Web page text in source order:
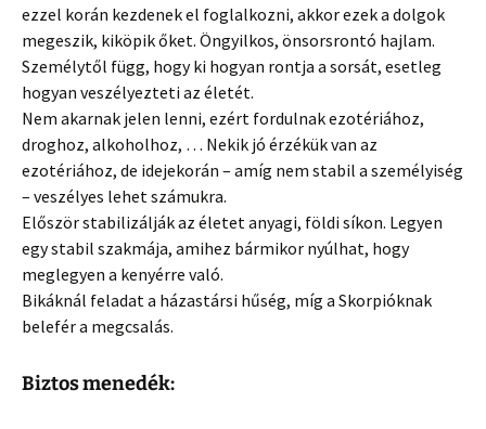
ezzel korán kezdenek el foglalkozni, akkor ezek a dolgok
megeszik, kiköpik őket. Öngyilkos, önsorsrontó hajlam.
Személytől függ, hogy ki hogyan rontja a sorsát, esetleg
hogyan veszélyezteti az életét.
Nem akarnak jelen lenni, ezért fordulnak ezotériához,
droghoz, alkoholhoz, … Nekik jó érzékük van az
ezotériához, de idejekorán – amíg nem stabil a személyiség
– veszélyes lehet számukra.
Először stabilizálják az életet anyagi, földi síkon. Legyen
egy stabil szakmája, amihez bármikor nyúlhat, hogy
meglegyen a kenyérre való.
Bikáknál feladat a házastársi hűség, míg a Skorpióknak
belefér a megcsalás.
Biztos menedék: